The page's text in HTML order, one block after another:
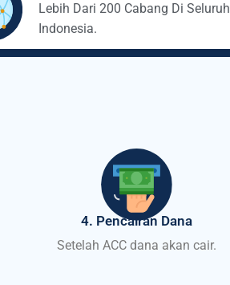
Lebih Dari 200 Cabang Di Seluruh
Indonesia.
4. Pencairan Dana
Setelah ACC dana akan cair.